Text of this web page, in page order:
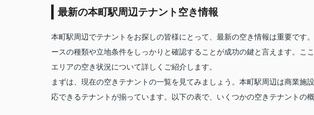
最新の本町駅周辺テナント空き情報
本町駅周辺でテナントをお探しの皆様にとって、最新の空き情報は重要です
ースの種類や立地条件をしっかりと確認することが成功の鍵と言えます。こ
エリアの空き状況について詳しくご紹介します。
まずは、現在の空きテナントの一覧を見てみましょう。本町駅周辺は商業施
応できるテナントが揃っています。以下の表で、いくつかの空きテナントの